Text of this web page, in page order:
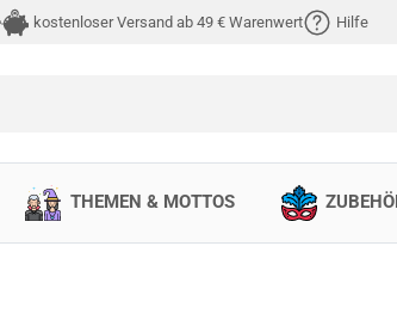
kostenloser Versand ab 49 € Warenwert Hilfe
THEMEN & MOTTOS